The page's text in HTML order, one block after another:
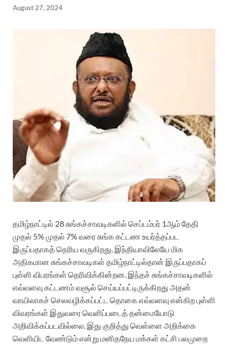
August 27, 2024
தமிழ்நாட்டில் 28 சுங்கச்சாவடிகளில் செப்டம்பர் 1ஆம் தேதி
முதல் 5% முதல் 7% வரை சுங்க கட்டண உயர்த்தப்பட
இருப்பதாகத் தெரிய வருகிறது. இந்தியாவிலேயே மிக
அதிகமான சுங்கச்சாவடிகள் தமிழ்நாட்டில்தான் இருப்பதாகப்
புள்ளி விபரங்கள் தெரிவிக்கின்றன. இந்தச் சுங்கச்சாவடிகளில்
எவ்வளவு கட்டணம் வசூல் செய்யப்பட்டிருக்கிறது அதன்
வாயிலாகச் செலவழிக்கப்பட்ட தொகை எவ்வளவு என்கிற புள்ளி
விவரங்கள் இதுவரை வெளிப்படைத் தன்மையோடு
அறிவிக்கப்படவில்லை. இது குறித்து வெள்ளை அறிக்கை
வெளியிட வேண்டும் என்று மனிதநேய மக்கள் கட்சி பலமுறை